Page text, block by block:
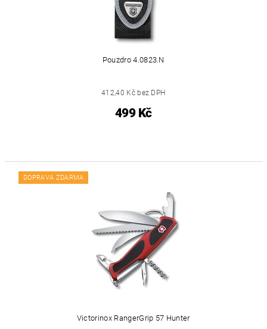
Pouzdro 4.0823.N
412,40 Kč bez DPH
499 Kč
DOPRAVA ZDARMA
Victorinox RangerGrip 57 Hunter